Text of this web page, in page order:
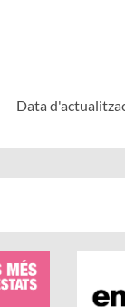
Data